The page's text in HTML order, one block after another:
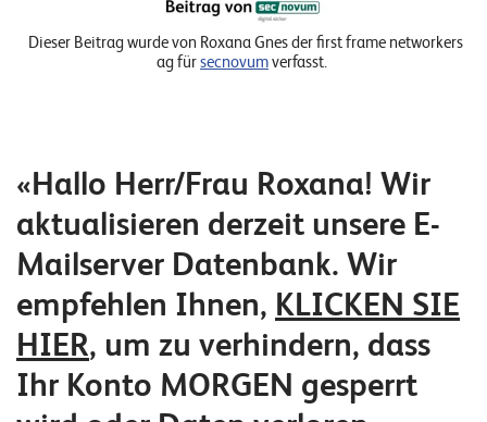
n
z
n
t
e
r
n
e
h
Dieser Beitrag wurde von Roxana Gnes der first frame networkers
ag fürsecnovumverfasst.
«Hallo Herr/Frau Roxana! Wir
aktualisieren derzeit unsere E-
Mailserver Datenbank. Wir
empfehlen Ihnen, KLICKEN SIE
HIER, um zu verhindern, dass
Ihr Konto MORGEN gesperrt